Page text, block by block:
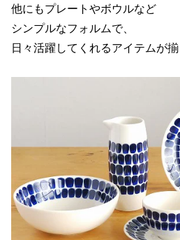
他にもプレートやボウルなど
シンプルなフォルムで、
日々活躍してくれるアイテムが揃